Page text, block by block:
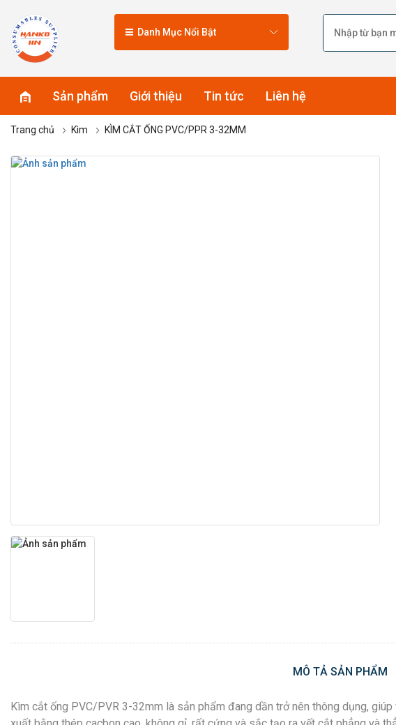
Danh Mục Nổi Bật
Sản phẩm Giới thiệu Tin tức Liên hệ
Trang chủ Kìm KÌM CẮT ỐNG PVC/PPR 3-32MM
MÔ TẢ SẢN PHẨM
Kìm cắt ống PVC/PVR 3-32mm là sản phẩm đang dần trở nên thông dụng,